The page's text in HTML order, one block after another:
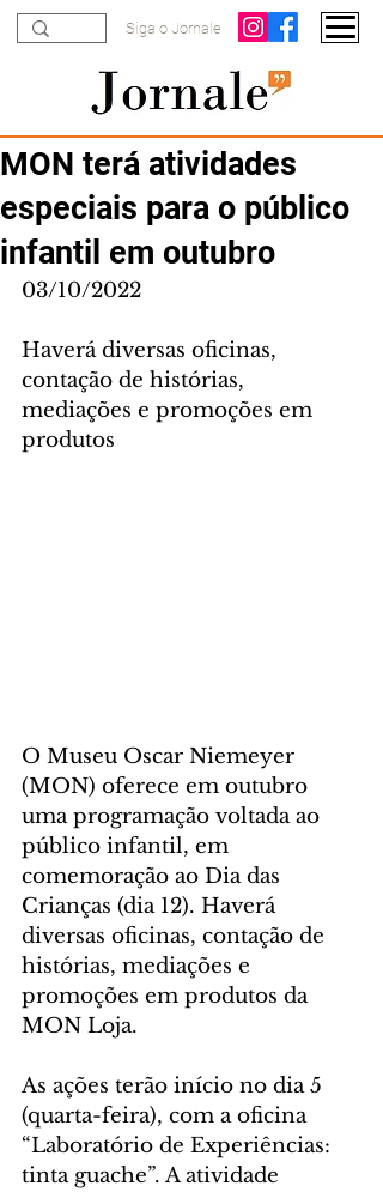
Siga o Jornale
MON terá atividades
especiais para o público
infantil em outubro
03/10/2022
Haverá diversas oficinas,
contação de histórias,
mediações e promoções em
produtos
O Museu Oscar Niemeyer
(MON) oferece em outubro
uma programação voltada ao
público infantil, em
comemoração ao Dia das
Crianças (dia 12). Haverá
diversas oficinas, contação de
histórias, mediações e
promoções em produtos da
MON Loja.
As ações terão início no dia 5
(quarta-feira), com a oficina
“Laboratório de Experiências:
tinta guache”. A atividade